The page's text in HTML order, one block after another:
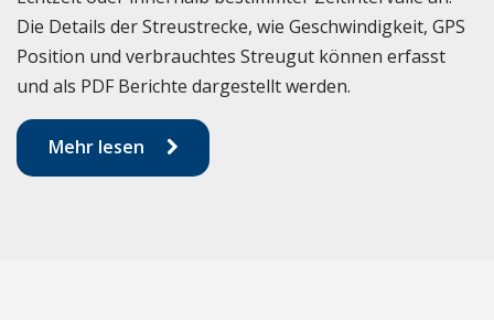
Die Details der Streustrecke, wie Geschwindigkeit, GPS
Position und verbrauchtes Streugut können erfasst
und als PDF Berichte dargestellt werden.
Mehr lesen